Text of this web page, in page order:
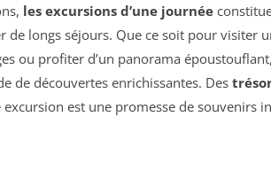
les excursions d’une journée
de longs séjours. Que ce soit pour visiter
ou profiter d’un panorama
de découvertes enrichissantes. Des
est une promesse de souvenirs